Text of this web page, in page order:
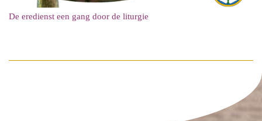
De eredienst een gang door de liturgie